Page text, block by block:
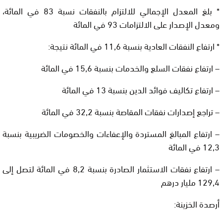
* بلغ المعدل الإجمالي للالتزام بالنفقات نسبة 83 في المائة،
ومعدل الإصدار على الالتزامات 93 في المائة
* ارتفاع النفقات العادية بنسبة 11,6 في المائة نتيجة:
– ارتفاع نفقات السلع والخدمات بنسبة 15,6 في المائة
– ارتفاع تكاليف فوائد الدين بنسبة 13 في المائة
– تراجع إصدارات نفقات المقاصة بنسبة 32,2 في المائة
– ارتفاع المبالغ المستردة والإعفاءات والخصومات الضريبية بنسبة
12,3 في المائة
– ارتفاع نفقات الاستثمار الصادرة بنسبة 8,2 في المائة لتصل إلى
129,4 مليار درهم
أرصدة الخزينة: